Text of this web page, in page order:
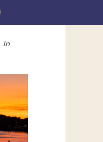
In